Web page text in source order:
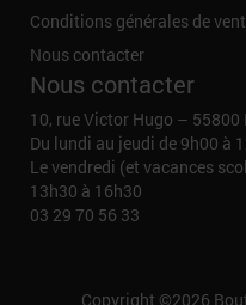
Conditions générales de
Nous contacter
Nous contacter
10, rue Victor Hugo – 55800
Du lundi au jeudi de 9h00 à
Le vendredi (et vacances
13h30 à 16h30
03 29 70 56 33
Copyright ©2026